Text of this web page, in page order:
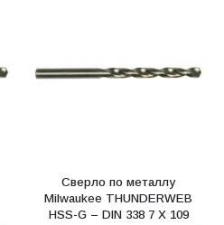
Сверло по металлу
Milwaukee THUNDERWEB
HSS-G – DIN 338 7 X 109